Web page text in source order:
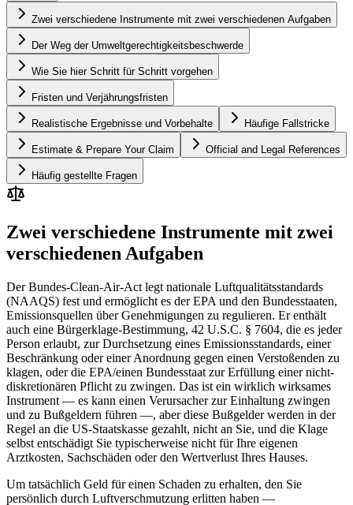
Zwei verschiedene Instrumente mit zwei verschiedenen Aufgaben
Der Weg der Umweltgerechtigkeitsbeschwerde
Wie Sie hier Schritt für Schritt vorgehen
Fristen und Verjährungsfristen
Realistische Ergebnisse und Vorbehalte Häufige Fallstricke
Estimate & Prepare Your Claim Official and Legal References
Häufig gestellte Fragen
Zwei verschiedene Instrumente mit zwei
verschiedenen Aufgaben
Der Bundes-Clean-Air-Act legt nationale Luftqualitätsstandards
(NAAQS) fest und ermöglicht es der EPA und den Bundesstaaten,
Emissionsquellen über Genehmigungen zu regulieren. Er enthält
auch eine Bürgerklage-Bestimmung, 42 U.S.C. § 7604, die es jeder
Person erlaubt, zur Durchsetzung eines Emissionsstandards, einer
Beschränkung oder einer Anordnung gegen einen Verstoßenden zu
klagen, oder die EPA/einen Bundesstaat zur Erfüllung einer nicht-
diskretionären Pflicht zu zwingen. Das ist ein wirklich wirksames
Instrument — es kann einen Verursacher zur Einhaltung zwingen
und zu Bußgeldern führen —, aber diese Bußgelder werden in der
Regel an die US-Staatskasse gezahlt, nicht an Sie, und die Klage
selbst entschädigt Sie typischerweise nicht für Ihre eigenen
Arztkosten, Sachschäden oder den Wertverlust Ihres Hauses.
Um tatsächlich Geld für einen Schaden zu erhalten, den Sie
persönlich durch Luftverschmutzung erlitten haben —